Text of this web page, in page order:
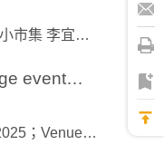
12/11（四）13:00–15:00 三小市集 李宜倩 創辦人 〈友善市集的食育實踐與 ESG 轉譯——雲林三小市集〉
【Keio x NTPU exchange event】Taiwan & Japan International Youth Forum on Public Governance
Thursday, 18th September 2025；Venue: R119, College of Public Affairs, National Taipei University